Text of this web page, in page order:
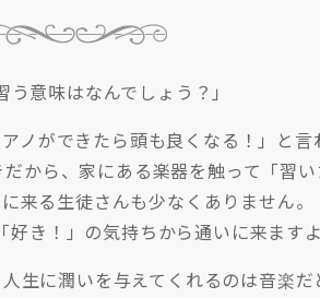
う意味はなんでしょう？」
ノができたら頭も良くなる！」と
から、家にある楽器を触って「習
来る生徒さんも少なくありません。
好き！」の気持ちから通いに来ます
生に潤いを与えてくれるのは音楽だ